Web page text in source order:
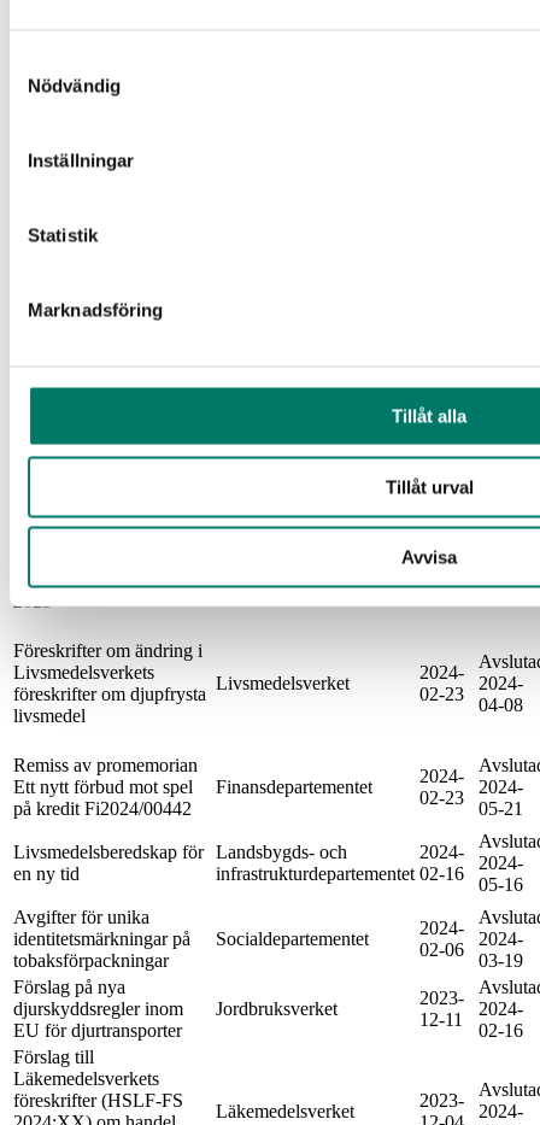
Nödvändig
Inställningar
Statistik
Marknadsföring
Tillåt alla
Tillåt urval
Avvisa
cigaretter och
påfyllningsbehållare samt
vägledning gällande
samt Kosmetiska
produkter (090)
02-29
produktion och miljö av
att miljöaspekter
näringsrekommendationer
2023
2024-
02-28
Föreskrifter om ändring i
Livsmedelsverkets
föreskrifter om djupfrysta
livsmedel
Livsmedelsverket
2024-
02-23
2024-
04-08
Remiss av promemorian
Ett nytt förbud mot spel
på kredit Fi2024/00442
Finansdepartementet
2024-
02-23
2024-
05-21
Livsmedelsberedskap för
en ny tid
Landsbygds- och
infrastrukturdepartementet
2024-
02-16
2024-
05-16
Avgifter för unika
identitetsmärkningar på
tobaksförpackningar
Socialdepartementet
2024-
02-06
2024-
03-19
Förslag på nya
djurskyddsregler inom
EU för djurtransporter
Jordbruksverket
2023-
12-11
2024-
02-16
Förslag till
Läkemedelsverkets
föreskrifter (HSLF-FS
Läkemedelsverket
2023-
2024-